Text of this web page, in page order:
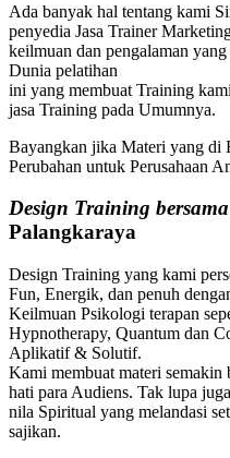
Ada banyak hal tentang kami
penyedia Jasa Trainer
keilmuan dan pengalaman
Dunia pelatihan
ini yang membuat Training
jasa Training pada Umumnya.
Bayangkan jika Materi yang di
Perubahan untuk Perusahaan
Design Training bersama
Palangkaraya
Design Training yang kami
Fun, Energik, dan penuh
Keilmuan Psikologi terapan
Hypnotherapy, Quantum dan
Aplikatif & Solutif.
Kami membuat materi semakin
hati para Audiens. Tak lupa
nila Spiritual yang melandasi
sajikan.